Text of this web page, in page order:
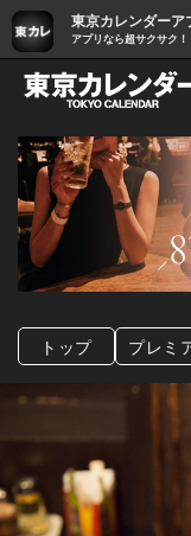
東京カレンダーア
アプリなら超サクサク！
トップ プレミ